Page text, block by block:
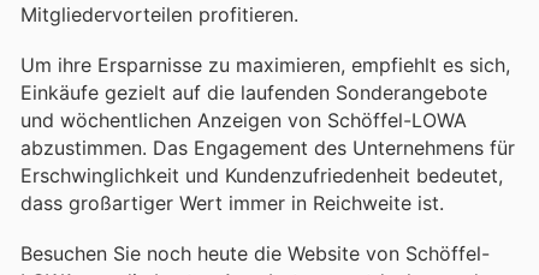
Mitgliedervorteilen profitieren.
Um ihre Ersparnisse zu maximieren, empfiehlt es sich,
Einkäufe gezielt auf die laufenden Sonderangebote
und wöchentlichen Anzeigen von Schöffel-LOWA
abzustimmen. Das Engagement des Unternehmens für
Erschwinglichkeit und Kundenzufriedenheit bedeutet,
dass großartiger Wert immer in Reichweite ist.
Besuchen Sie noch heute die Website von Schöffel-